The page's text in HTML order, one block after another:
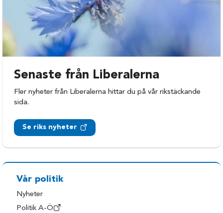
Senaste från Liberalerna
Fler nyheter från Liberalerna hittar du på vår rikstäckande
sida.
Se riks nyheter
Vår politik
Nyheter
Politik A-Ö